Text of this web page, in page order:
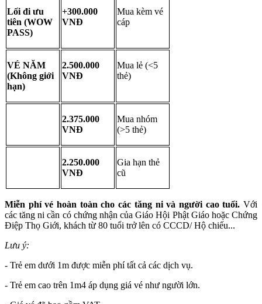
Lối đi ưu
tiên (WOW
PASS)
+300.000
VNĐ
Mua kèm vé
cáp
VÉ NĂM
(Không giới
hạn)
2.500.000
VNĐ
Mua lẻ (<5
thẻ)
2.375.000
VNĐ
Mua nhóm
(>5 thẻ)
2.250.000
VNĐ
Gia hạn thẻ
cũ
Miễn phí vé hoàn toàn cho các tăng ni và người cao tuổi. Với
các tăng ni cần có chứng nhận của Giáo Hội Phật Giáo hoặc Chứng
Điệp Thọ Giới, khách từ 80 tuổi trở lên có CCCD/ Hộ chiếu...
Lưu ý:
- Trẻ em dưới 1m được miễn phí tất cả các dịch vụ.
- Trẻ em cao trên 1m4 áp dụng giá vé như người lớn.